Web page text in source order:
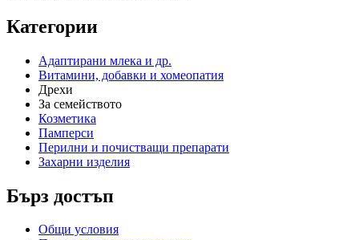
Категории
Адаптирани млека и др.
Витамини, добавки и хомеопатия
Дрехи
За семейството
Козметика
Памперси
Перилни и почистващи препарати
Захарни изделия
Бърз достъп
Общи условия